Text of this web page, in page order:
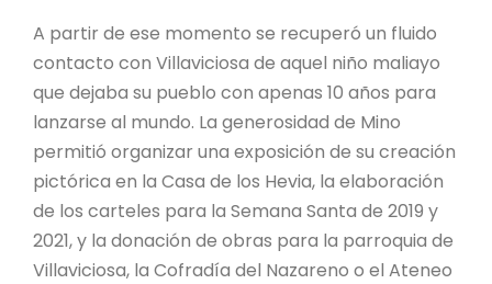
A partir de ese momento se recuperó un fluido
contacto con Villaviciosa de aquel niño maliayo
que dejaba su pueblo con apenas 10 años para
lanzarse al mundo. La generosidad de Mino
permitió organizar una exposición de su creación
pictórica en la Casa de los Hevia, la elaboración
de los carteles para la Semana Santa de 2019 y
2021, y la donación de obras para la parroquia de
Villaviciosa, la Cofradía del Nazareno o el Ateneo